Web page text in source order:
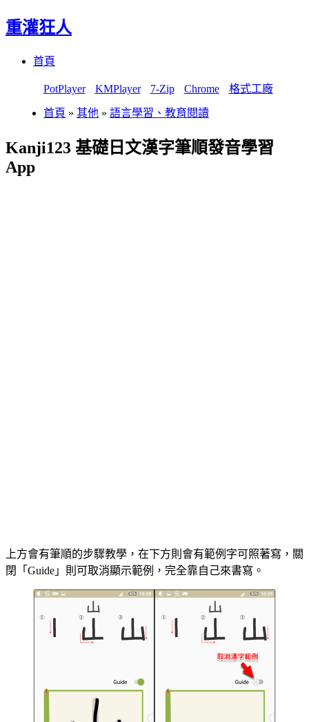
重灌狂人
首頁
PotPlayer KMPlayer 7-Zip Chrome 格式工廠
首頁 » 其他 » 語言學習、教育閱讀
Kanji123 基礎日文漢字筆順發音學習
App
上方會有筆順的步驟教學，在下方則會有範例字可照著寫，關
閉「Guide」則可取消顯示範例，完全靠自己來書寫。